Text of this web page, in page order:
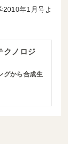
2010年1月号よ
クノロジ
グから合成生